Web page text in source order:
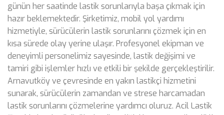
günün her saatinde lastik sorunlarıyla başa çıkmak için
hazır beklemektedir. Şirketimiz, mobil yol yardımı
hizmetiyle, sürücülerin lastik sorunlarını çözmek için en
kısa sürede olay yerine ulaşır. Profesyonel ekipman ve
deneyimli personelimiz sayesinde, lastik değişimi ve
tamiri gibi işlemler hızlı ve etkili bir şekilde gerçekleştirilir.
Arnavutköy ve çevresinde en yakın lastikçi hizmetini
sunarak, sürücülerin zamandan ve strese harcamadan
lastik sorunlarını çözmelerine yardımcı oluruz. Acil Lastik